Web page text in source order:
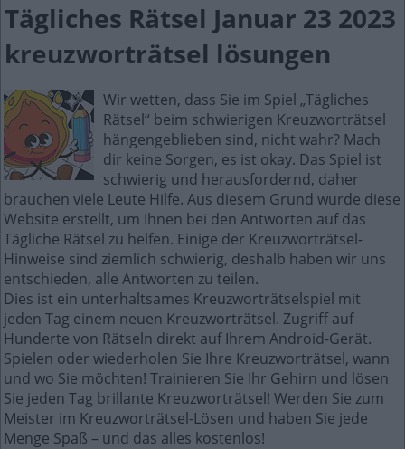
Tägliches Rätsel Januar 23 2023
kreuzworträtsel lösungen
Wir wetten, dass Sie im Spiel „Tägliches
Rätsel“ beim schwierigen Kreuzworträtsel
hängengeblieben sind, nicht wahr? Mach
dir keine Sorgen, es ist okay. Das Spiel ist
schwierig und herausfordernd, daher
brauchen viele Leute Hilfe. Aus diesem Grund wurde diese
Website erstellt, um Ihnen bei den Antworten auf das
Tägliche Rätsel zu helfen. Einige der Kreuzworträtsel-
Hinweise sind ziemlich schwierig, deshalb haben wir uns
entschieden, alle Antworten zu teilen.
Dies ist ein unterhaltsames Kreuzworträtselspiel mit
jeden Tag einem neuen Kreuzworträtsel. Zugriff auf
Hunderte von Rätseln direkt auf Ihrem Android-Gerät.
Spielen oder wiederholen Sie Ihre Kreuzworträtsel, wann
und wo Sie möchten! Trainieren Sie Ihr Gehirn und lösen
Sie jeden Tag brillante Kreuzworträtsel! Werden Sie zum
Meister im Kreuzworträtsel-Lösen und haben Sie jede
Menge Spaß – und das alles kostenlos!